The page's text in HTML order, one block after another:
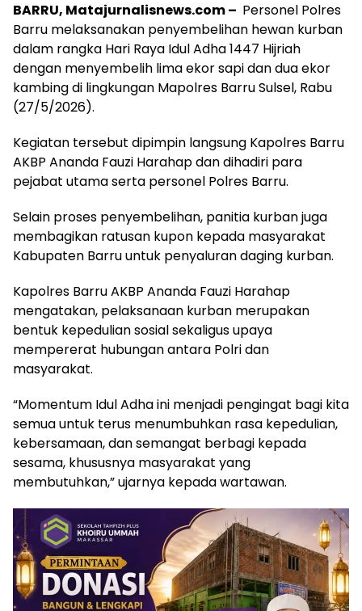
BARRU, Matajurnalisnews.com – Personel Polres
Barru melaksanakan penyembelihan hewan kurban
dalam rangka Hari Raya Idul Adha 1447 Hijriah
dengan menyembelih lima ekor sapi dan dua ekor
kambing di lingkungan Mapolres Barru Sulsel, Rabu
(27/5/2026).
Kegiatan tersebut dipimpin langsung Kapolres Barru
AKBP Ananda Fauzi Harahap dan dihadiri para
pejabat utama serta personel Polres Barru.
Selain proses penyembelihan, panitia kurban juga
membagikan ratusan kupon kepada masyarakat
Kabupaten Barru untuk penyaluran daging kurban.
Kapolres Barru AKBP Ananda Fauzi Harahap
mengatakan, pelaksanaan kurban merupakan
bentuk kepedulian sosial sekaligus upaya
mempererat hubungan antara Polri dan
masyarakat.
“Momentum Idul Adha ini menjadi pengingat bagi kita
semua untuk terus menumbuhkan rasa kepedulian,
kebersamaan, dan semangat berbagi kepada
sesama, khususnya masyarakat yang
membutuhkan,” ujarnya kepada wartawan.